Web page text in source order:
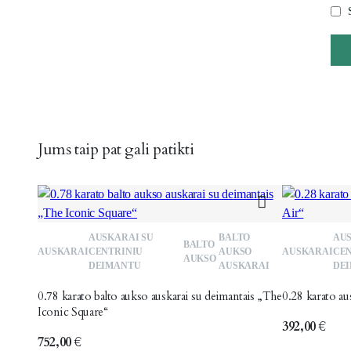
Jums taip pat gali patikti
AUSKARAI
AUSKARAI SU
CENTRINIU
DEIMANTU
BALTO
AUKSO
BALTO
AUKSO
AUSKARAI
0.78 karato balto aukso auskarai su deimantais „The
Iconic Square“
752,00€
AUSKARAI
0.28 karato
392,00€